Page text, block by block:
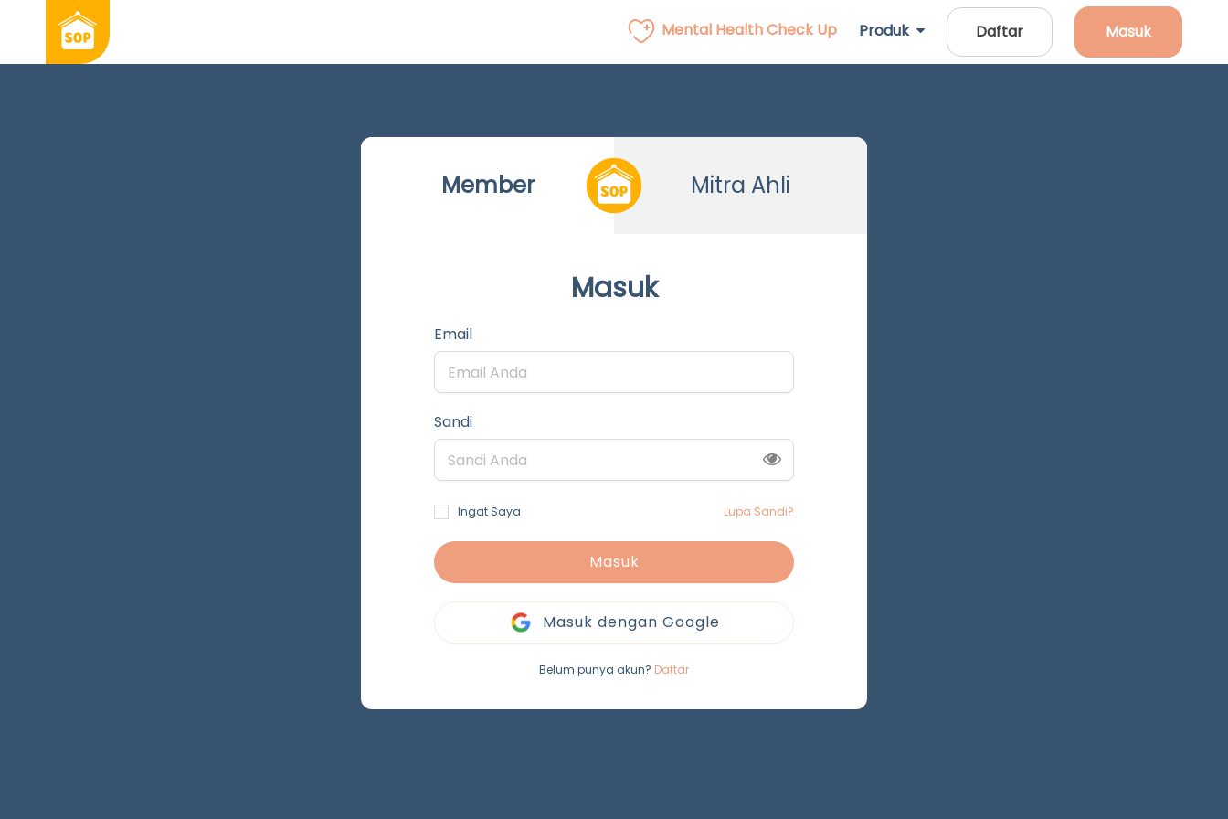
Mental Health Check Up Produk Daftar Masuk
Member Mitra Ahli
Masuk
Email
Sandi
Ingat Saya Lupa Sandi?
Masuk
Masuk dengan Google
Belum punya akun? Daftar